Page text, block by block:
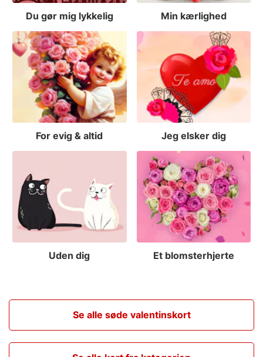
Du gør mig lykkelig Min kærlighed
For evig & altid Jeg elsker dig
Uden dig Et blomsterhjerte
Se alle søde valentinskort